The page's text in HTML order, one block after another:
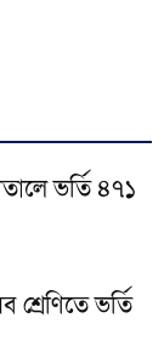
ভর্তি ৪৭১
শ্রেণিতে ভর্তি